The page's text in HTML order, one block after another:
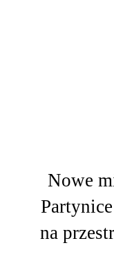
Nowe
na